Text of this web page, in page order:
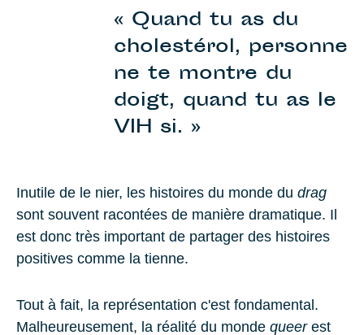
« Quand tu as du
cholestérol, personne
ne te montre du
doigt, quand tu as le
VIH si. »
Inutile de le nier, les histoires du monde du drag
sont souvent racontées de manière dramatique. Il
est donc très important de partager des histoires
positives comme la tienne.
Tout à fait, la représentation c'est fondamental.
Malheureusement, la réalité du monde queerest